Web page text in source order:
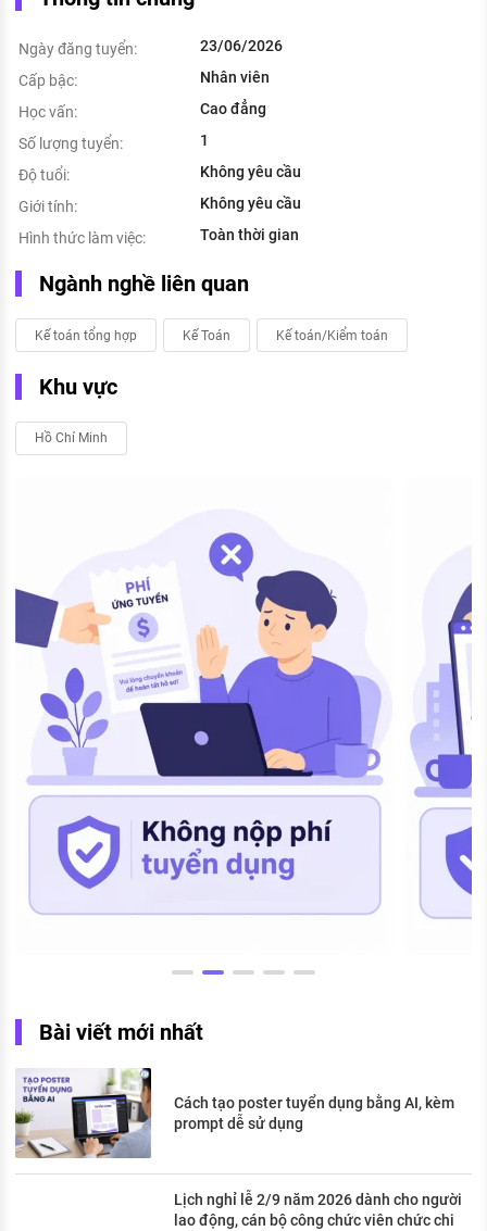
Ngày đăng tuyển:
23/06/2026
Cấp bậc:
Nhân viên
Học vấn:
Cao đẳng
Số lượng tuyển:
1
Độ tuổi:
Không yêu cầu
Giới tính:
Không yêu cầu
Hình thức làm việc:
Toàn thời gian
Ngành nghề liên quan
Kế toán tổng hợp Kế Toán Kế toán/Kiểm toán
Khu vực
Hồ Chí Minh
Bài viết mới nhất
Cách tạo poster tuyển dụng bằng AI, kèm
prompt dễ sử dụng
Lịch nghỉ lễ 2/9 năm 2026 dành cho người
lao động, cán bộ công chức viên chức chi